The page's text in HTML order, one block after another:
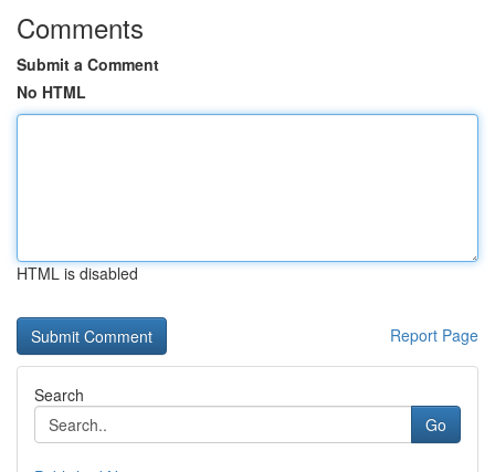
Comments
Submit a Comment
No HTML
HTML is disabled
Report Page
Search
Go